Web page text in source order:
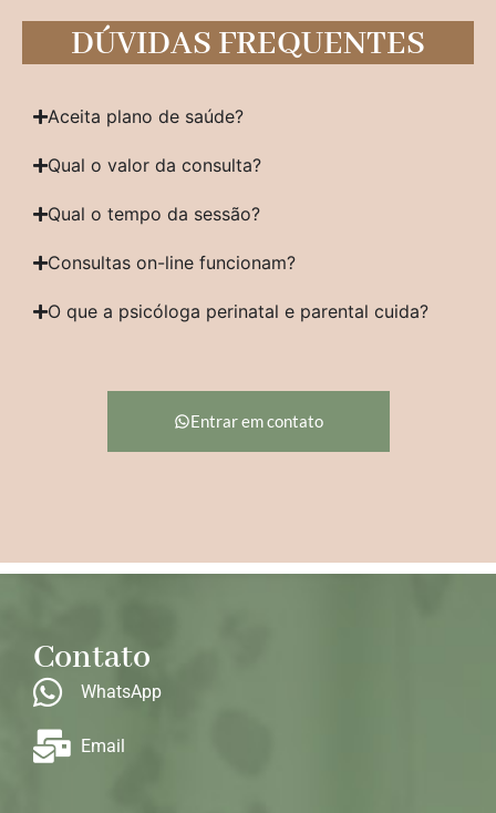
DÚVIDAS FREQUENTES
Aceita plano de saúde?
Qual o valor da consulta?
Qual o tempo da sessão?
Consultas on-line funcionam?
O que a psicóloga perinatal e parental cuida?
Entrar em contato
Contato
WhatsApp
Email